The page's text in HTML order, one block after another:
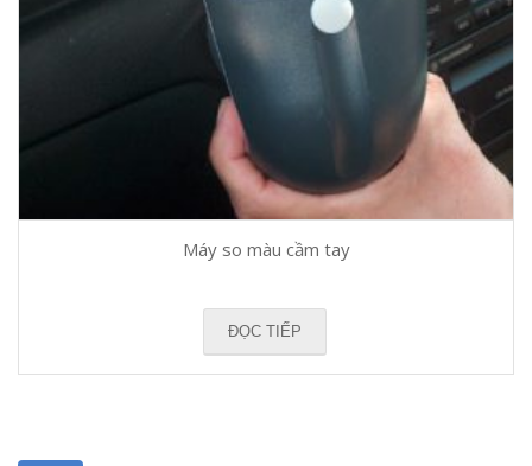
Máy so màu cầm tay
ĐỌC TIẾP